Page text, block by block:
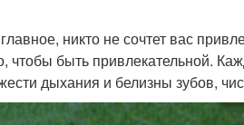
никто не сочтет вас
чтобы быть привлекательной.
дыхания и белизны зубов,